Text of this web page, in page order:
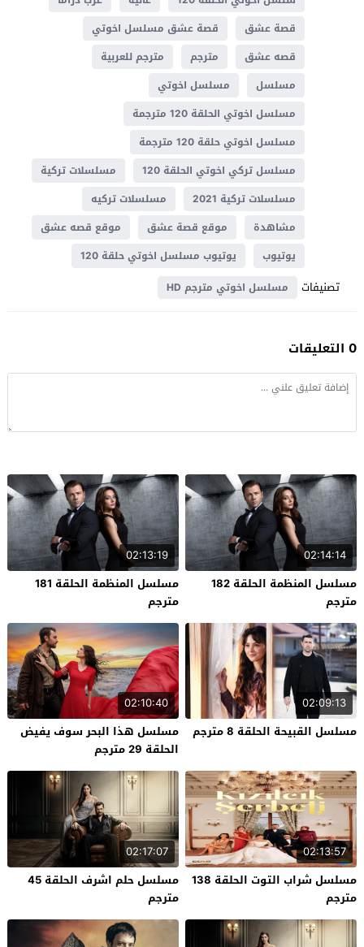
قصة عشق
قصة عشق مسلسل اخوتي
قصه عشق
مترجم
مترجم للعربية
مسلسل
مسلسل اخوتي
مسلسل اخوتي الحلقة 120 مترجمة
مسلسل اخوتي حلقة 120 مترجمة
مسلسل تركي اخوتي الحلقة 120
مسلسلات تركية
مسلسلات تركية 2021
مسلسلات تركيه
مشاهدة
موقع قصة عشق
موقع قصه عشق
يوتيوب
يوتيوب مسلسل اخوتي حلقة 120
تصنيفات مسلسل اخوتي مترجم HD
0 التعليقات
02:14:14
مسلسل المنظمة الحلقة 182
مترجم
02:13:19
مسلسل المنظمة الحلقة 181
مترجم
02:09:13
مسلسل القبيحة الحلقة 8 مترجم
02:10:40
مسلسل هذا البحر سوف يفيض
الحلقة 29 مترجم
02:13:57
مسلسل شراب التوت الحلقة 138
مترجم
02:17:07
مسلسل حلم اشرف الحلقة 45
مترجم